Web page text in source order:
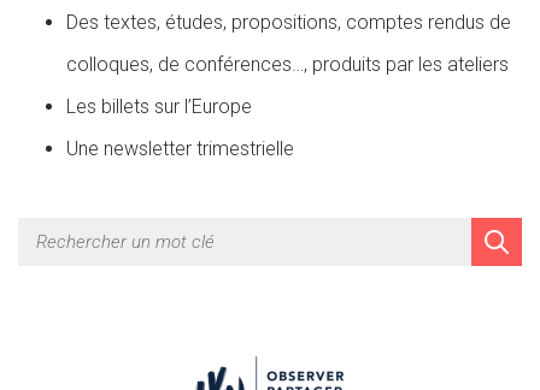
Des textes, études, propositions, comptes rendus de
colloques, de conférences…, produits par les ateliers
Les billets sur l’Europe
Une newsletter trimestrielle